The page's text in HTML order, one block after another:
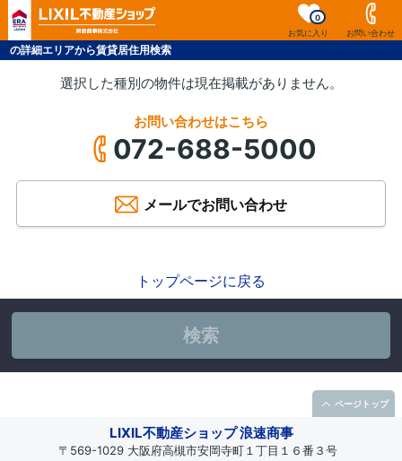
お気に入り
0
お問い合わせ
の詳細エリアから賃貸居住用検索
選択した種別の物件は現在掲載がありません。
お問い合わせはこちら
072-688-5000
メールでお問い合わせ
トップページに戻る
検索
LIXIL不動産ショップ 浪速商事
〒569-1029 大阪府高槻市安岡寺町１丁目１６番３号
ページトップ